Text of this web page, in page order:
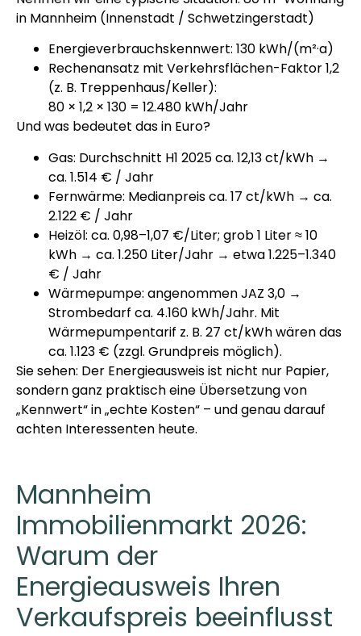
in Mannheim (Innenstadt / Schwetzingerstadt)
Energieverbrauchskennwert: 130 kWh/(m²·a)
Rechenansatz mit Verkehrsflächen-Faktor 1,2
(z. B. Treppenhaus/Keller):
80 × 1,2 × 130 = 12.480 kWh/Jahr
Und was bedeutet das in Euro?
Gas: Durchschnitt H1 2025 ca. 12,13 ct/kWh →
ca. 1.514 € / Jahr
Fernwärme: Medianpreis ca. 17 ct/kWh → ca.
2.122 € / Jahr
Heizöl: ca. 0,98–1,07 €/Liter; grob 1 Liter ≈ 10
kWh → ca. 1.250 Liter/Jahr → etwa 1.225–1.340
€ / Jahr
Wärmepumpe: angenommen JAZ 3,0 →
Strombedarf ca. 4.160 kWh/Jahr. Mit
Wärmepumpentarif z. B. 27 ct/kWh wären das
ca. 1.123 € (zzgl. Grundpreis möglich).
Sie sehen: Der Energieausweis ist nicht nur Papier,
sondern ganz praktisch eine Übersetzung von
„Kennwert“ in „echte Kosten“ – und genau darauf
achten Interessenten heute.
Mannheim
Immobilienmarkt 2026:
Warum der
Energieausweis Ihren
Verkaufspreis beeinflusst